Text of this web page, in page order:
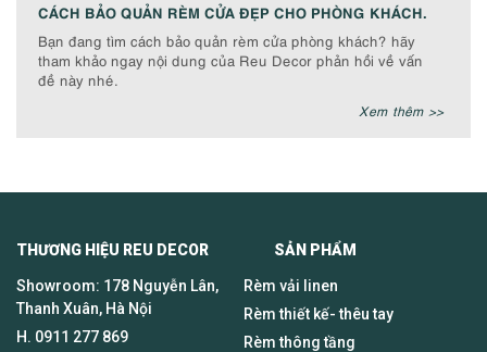
CÁCH BẢO QUẢN RÈM CỬA ĐẸP CHO PHÒNG KHÁCH.
Bạn đang tìm cách bảo quản rèm cửa phòng khách? hãy
tham khảo ngay nội dung của Reu Decor phản hồi về vấn
đề này nhé.
Xem thêm >>
THƯƠNG HIỆU REU DECOR SẢN PHẨM
Showroom: 178 Nguyễn Lân,
Thanh Xuân, Hà Nội
H. 0911 277 869
Rèm vải linen
Rèm thiết kế- thêu tay
Rèm thông tầng